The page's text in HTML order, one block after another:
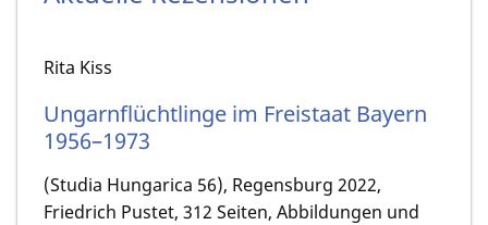
Rita Kiss
Ungarnflüchtlinge im Freistaat Bayern
1956–1973
(Studia Hungarica 56), Regensburg 2022,
Friedrich Pustet, 312 Seiten, Abbildungen und